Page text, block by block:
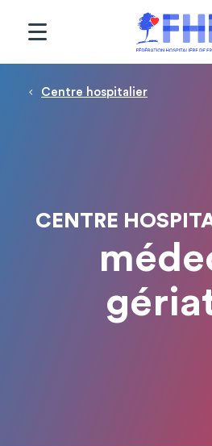
Fil d'Ariane
Centre hospitalier
CENTRE
Panneau de gestion des cookies